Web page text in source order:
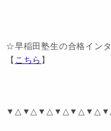
☆早稲田塾生の合格イン
【 こちら 】